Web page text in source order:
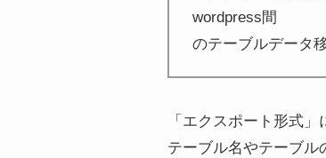
wordpress間
のテーブルデータ
「エクスポート形式
テーブル名やテーブル